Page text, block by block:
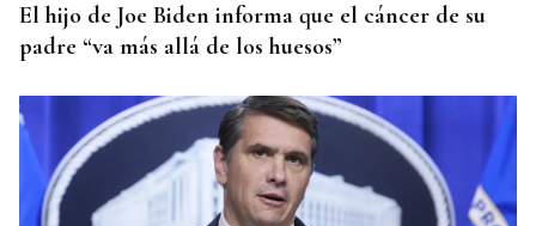
El hijo de Joe Biden informa que el cáncer de su
padre “va más allá de los huesos”